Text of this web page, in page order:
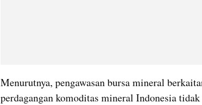
Menurutnya, pengawasan bursa mineral
perdagangan komoditas mineral Indonesia